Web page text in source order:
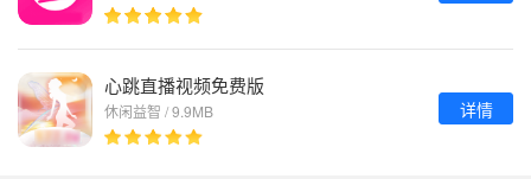
心跳直播视频免费版
休闲益智 / 9.9MB 详情